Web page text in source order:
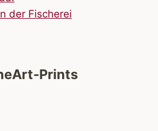
der Fischerei
Prints